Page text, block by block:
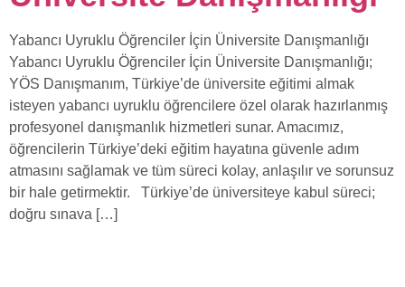
Yabancı Uyruklu Öğrenciler İçin Üniversite Danışmanlığı
Yabancı Uyruklu Öğrenciler İçin Üniversite Danışmanlığı;
YÖS Danışmanım, Türkiye’de üniversite eğitimi almak
isteyen yabancı uyruklu öğrencilere özel olarak hazırlanmış
profesyonel danışmanlık hizmetleri sunar. Amacımız,
öğrencilerin Türkiye’deki eğitim hayatına güvenle adım
atmasını sağlamak ve tüm süreci kolay, anlaşılır ve sorunsuz
bir hale getirmektir. Türkiye’de üniversiteye kabul süreci;
doğru sınava […]